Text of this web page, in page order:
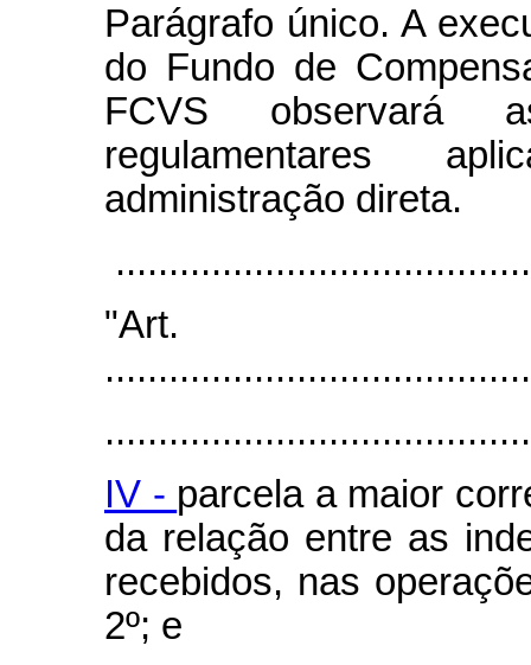
Parágrafo único. A
do Fundo de
FCVS observará
regulamentares
administração direta.
IV - parcela a maior
da relação entre as
recebidos, nas
2º; e